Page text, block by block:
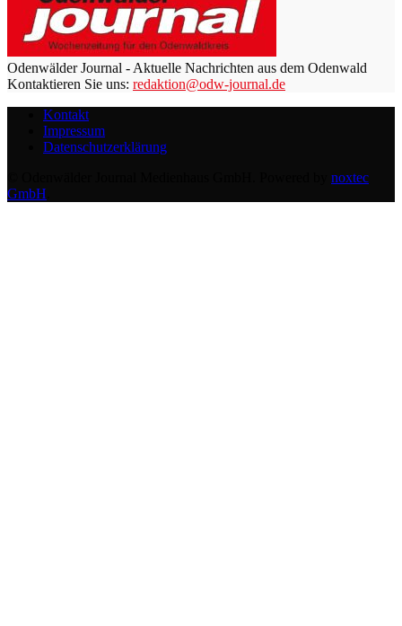
Odenwälder Journal - Aktuelle Nachrichten aus dem Odenwald
Kontaktieren Sie uns: redaktion@odw-journal.de
Kontakt
Impressum
Datenschutzerklärung
noxtec
GmbH